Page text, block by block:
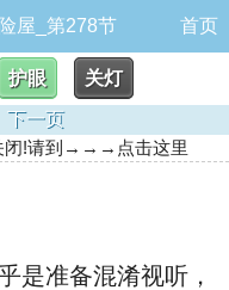
屋_第278节 首页
护眼
关灯
下一页
闭!请到→→→点击这里
是准备混淆视听，